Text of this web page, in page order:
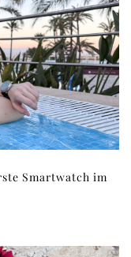
Smartwatch im